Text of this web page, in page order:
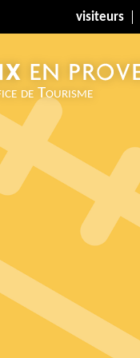
visiteurs
de Tourisme